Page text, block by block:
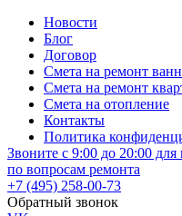
Новости
Блог
Договор
Смета на ремонт
Смета на ремонт
Смета на отопление
Контакты
Политика
Звоните с 9:00 до 20:00
по вопросам ремонта
+7 (495) 258-00-73
Обратный звонок